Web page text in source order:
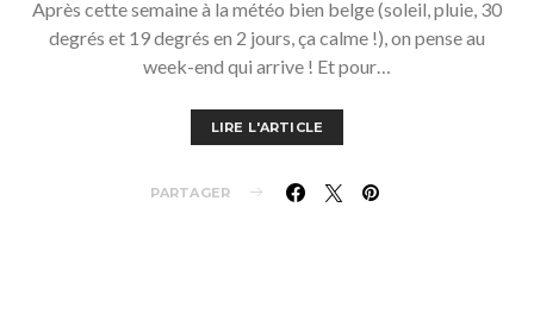
Après cette semaine à la météo bien belge (soleil, pluie, 30
degrés et 19 degrés en 2 jours, ça calme !), on pense au
week-end qui arrive ! Et pour…
LIRE L'ARTICLE
PARTAGER